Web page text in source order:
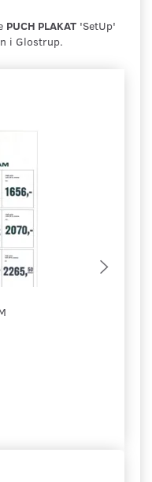
PUCH PLAKAT 'SetUp'
i Glostrup.